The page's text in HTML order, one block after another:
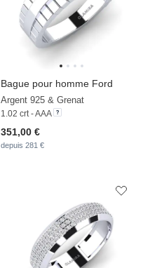
Bague pour homme Ford
Argent 925 & Grenat
1.02 crt - AAA
351,00 €
depuis 281 €